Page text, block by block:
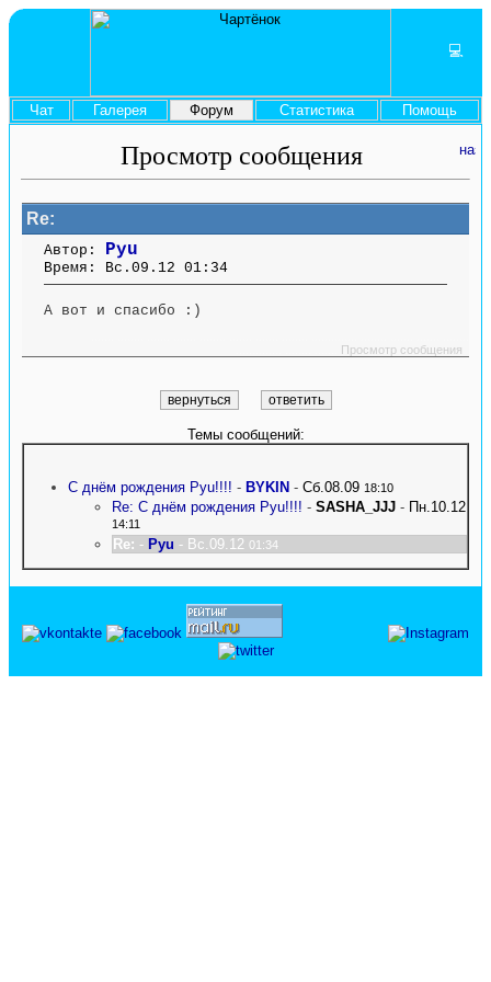
💻
Чат Галерея Форум Статистика Помощь
Просмотр сообщения
Re:
Автор: Pyu
Время: Вс.09.12 01:34
А вот и спасибо :)
Просмотр сообщения
Темы сообщений:
С днём рождения Pyu!!!! - BYKIN - Сб.08.09 18:10
Re: С днём рождения Pyu!!!! - SASHA_JJJ - Пн.10.12
14:11
Re: - Pyu - Вс.09.12 01:34